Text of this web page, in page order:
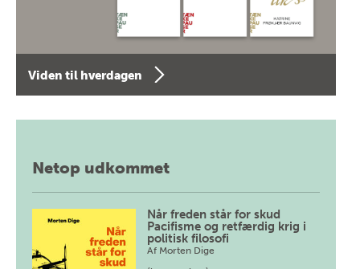
Viden til hverdagen
Netop udkommet
Når freden står for skud
Pacifisme og retfærdig krig i
politisk filosofi
Af Morten Dige